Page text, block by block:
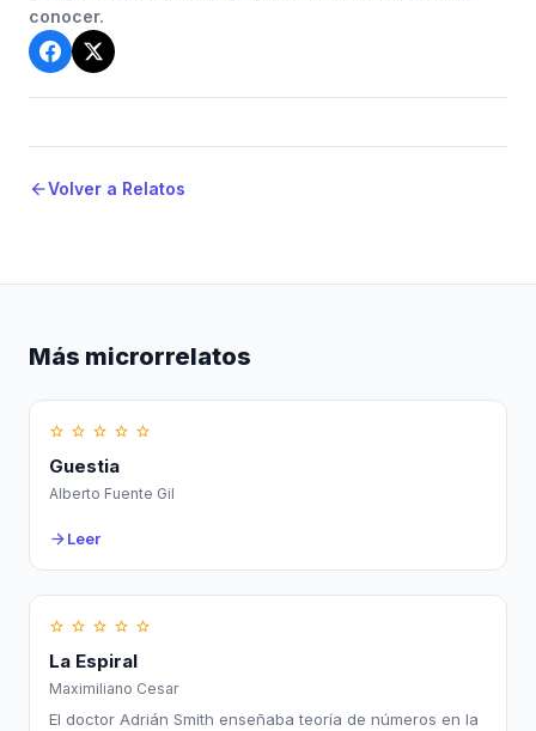
conocer.
arrow_backVolver a Relatos
Más microrrelatos
star_border star_border star_border star_border star_border
Guestia
Alberto Fuente Gil
arrow_forward Leer
star_border star_border star_border star_border star_border
La Espiral
Maximiliano Cesar
El doctor Adrián Smith enseñaba teoría de números en la